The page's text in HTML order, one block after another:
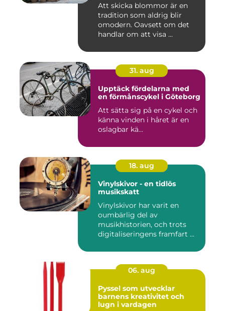
Att skicka blommor är en
tradition som aldrig blir
omodern. Oavsett om det
handlar om att visa ...
31. aug
Upptäck fördelarna med
en förmånscykel i Göteborg
Att sätta sig på en cykel och
känna vinden i håret är en
oslagbar kä...
18. aug
Vinylskivor - en tidlös
musikskatt
Vinylskivor har varit en
oumbärlig del av
musikhistorien, och trots
digitaliseringens framfart ...
06. aug
Pyssel som utvecklar
barnens kreativitet och
lugn i vardagen